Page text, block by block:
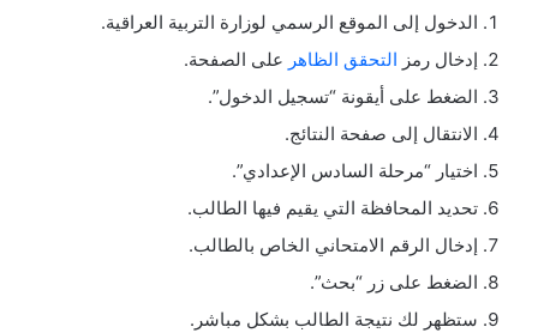
الدخول إلى الموقع الرسمي لوزارة التربية العراقية.
إدخال رمز التحقق الظاهر على الصفحة.
الضغط على أيقونة “تسجيل الدخول”.
الانتقال إلى صفحة النتائج.
اختيار “مرحلة السادس الإعدادي”.
تحديد المحافظة التي يقيم فيها الطالب.
إدخال الرقم الامتحاني الخاص بالطالب.
الضغط على زر “بحث”.
ستظهر لك نتيجة الطالب بشكل مباشر.